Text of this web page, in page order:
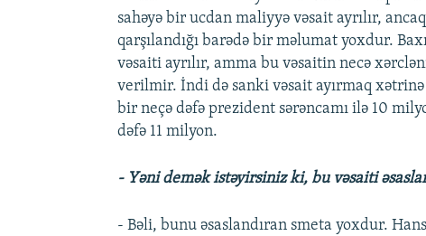
sahəyə bir ucdan maliyyə vəsait ayrılır,
qarşılandığı barədə bir məlumat yoxdur.
vəsaiti ayrılır, amma bu vəsaitin necə
verilmir. İndi də sanki vəsait ayırmaq xətrinə
bir neçə dəfə prezident sərəncamı ilə 10
dəfə 11 milyon.
- Yəni demək istəyirsiniz ki, bu vəsaiti
- Bəli, bunu əsaslandıran smeta yoxdur.